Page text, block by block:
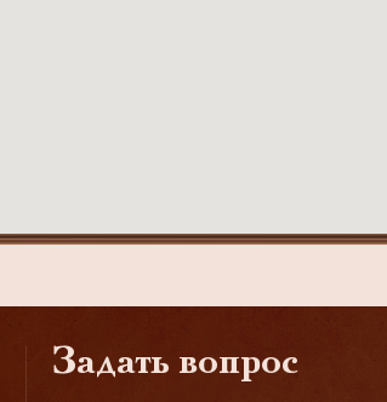
Задать вопрос